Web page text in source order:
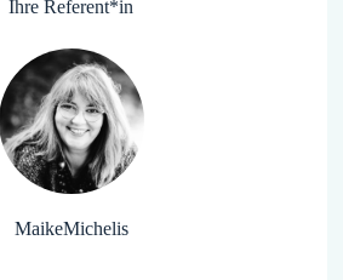
Ihre Referent*in
MaikeMichelis